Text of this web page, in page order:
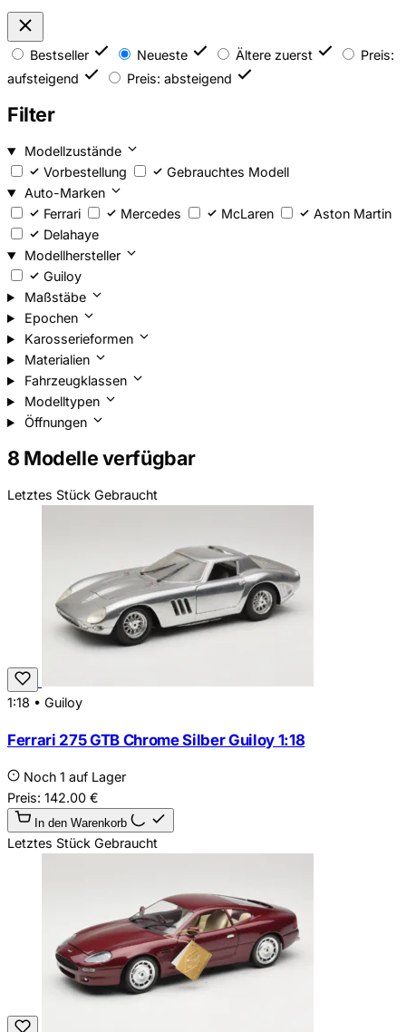
Bestseller Neueste Ältere zuerst
Preis:
aufsteigend
Preis: absteigend
Filter
Modellzustände
Vorbestellung
Gebrauchtes Modell
Auto-Marken
Ferrari
Mercedes McLaren
Aston Martin
Delahaye
Modellhersteller
Guiloy
Maßstäbe
Epochen
Karosserieformen
Materialien
Fahrzeugklassen
Modelltypen
Öffnungen
8 Modelle verfügbar
Letztes Stück Gebraucht
1:18 • Guiloy
Ferrari 275 GTB Chrome Silber Guiloy 1:18
Noch 1 auf Lager
Preis: 142.00 €
In den Warenkorb
Letztes Stück Gebraucht